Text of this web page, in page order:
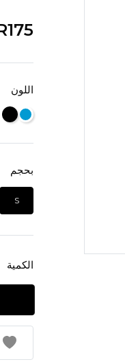
اللون
بحجم
S
الكمية